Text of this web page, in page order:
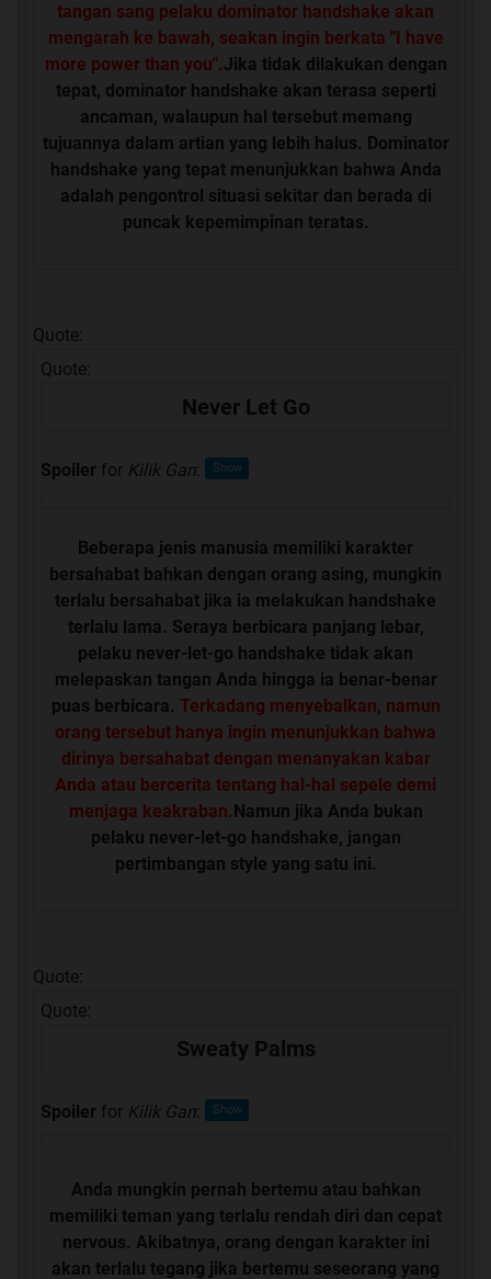
tangan sang pelaku dominator handshake akan
mengarah ke bawah, seakan ingin berkata "I have
more power than you".Jika tidak dilakukan dengan
tepat, dominator handshake akan terasa seperti
ancaman, walaupun hal tersebut memang
tujuannya dalam artian yang lebih halus. Dominator
handshake yang tepat menunjukkan bahwa Anda
adalah pengontrol situasi sekitar dan berada di
puncak kepemimpinan teratas.
Quote:
Quote:
Never Let Go
Spoiler for Kilik Gan
Beberapa jenis manusia memiliki karakter
bersahabat bahkan dengan orang asing, mungkin
terlalu bersahabat jika ia melakukan handshake
terlalu lama. Seraya berbicara panjang lebar,
pelaku never-let-go handshake tidak akan
melepaskan tangan Anda hingga ia benar-benar
puas berbicara. Terkadang menyebalkan, namun
orang tersebut hanya ingin menunjukkan bahwa
dirinya bersahabat dengan menanyakan kabar
Anda atau bercerita tentang hal-hal sepele demi
menjaga keakraban.Namun jika Anda bukan
pelaku never-let-go handshake, jangan
pertimbangan style yang satu ini.
Quote:
Quote:
Sweaty Palms
Spoiler for Kilik Gan
Anda mungkin pernah bertemu atau bahkan
memiliki teman yang terlalu rendah diri dan cepat
nervous. Akibatnya, orang dengan karakter ini
akan terlalu tegang jika bertemu seseorang yang